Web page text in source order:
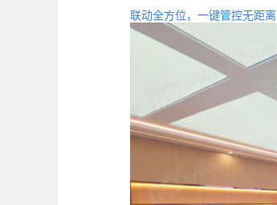
联动全方位，一键管控无距离